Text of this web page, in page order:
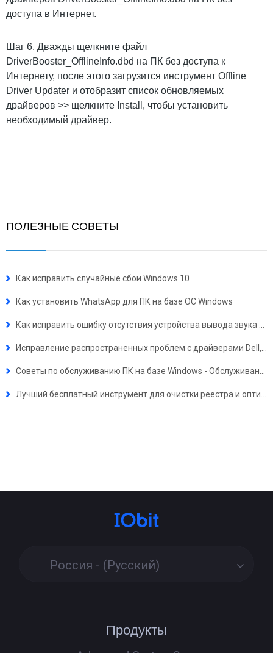
доступа в Интернет.
Шаг 6. Дважды щелкните файл
DriverBooster_OfflineInfo.dbd на ПК без доступа к
Интернету, после этого загрузится инструмент Offline
Driver Updater и отобразит список обновляемых
драйверов >> щелкните Install, чтобы установить
необходимый драйвер.
ПОЛЕЗНЫЕ СОВЕТЫ
Как исправить случайные сбои Windows 10
Как установить WhatsApp для ПК на базе ОС Windows
Россия - (Русский)
Продукты